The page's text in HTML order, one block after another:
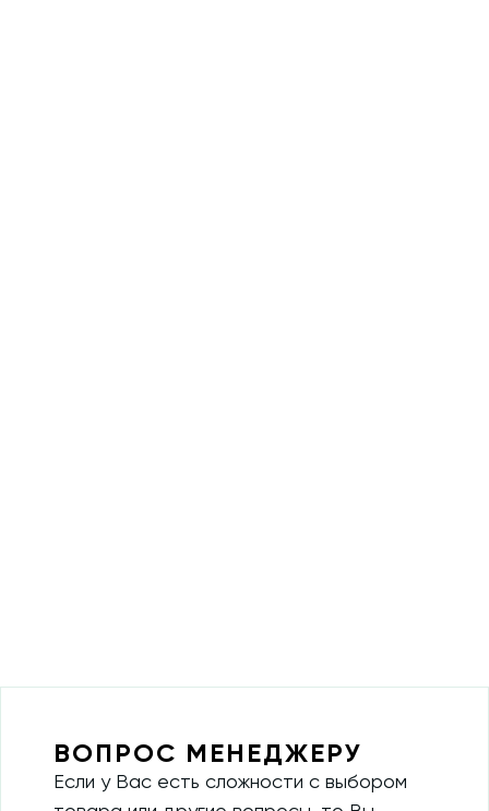
ВОПРОС МЕНЕДЖЕРУ
Если у Вас есть сложности с выбором